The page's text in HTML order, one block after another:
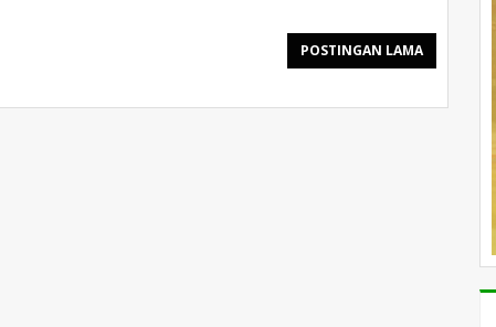
POSTINGAN LAMA